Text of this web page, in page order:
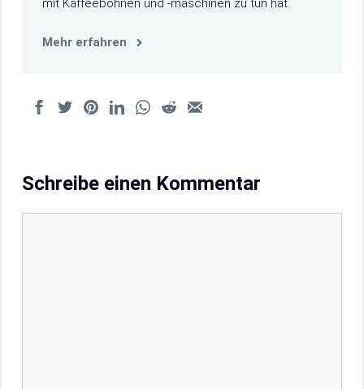
mit Kaffeebohnen und -maschinen zu tun hat.
Mehr erfahren
Schreibe einen Kommentar